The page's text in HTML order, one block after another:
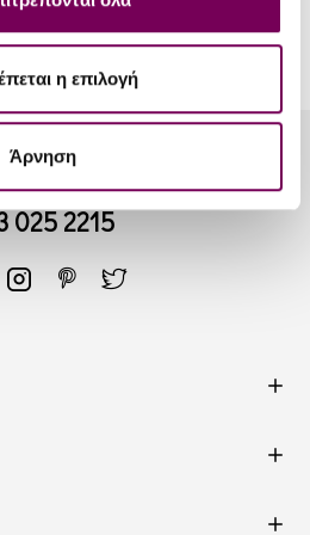
η επιλογή
Άρνηση
Καλλιθέα, Αθήνα, 17676
025 2215